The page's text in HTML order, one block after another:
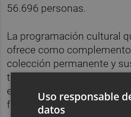
56.696 personas.
La programación cultural
ofrece como
colección permanente y
temporales, con ciclos de
escénicas, conferencias y
formación, es otro de los
Uso responsable
datos